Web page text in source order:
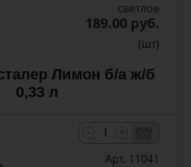
светлое
189.00 руб.
(шт)
Лимон б/а ж/б
0,33 л
Арт. 11041